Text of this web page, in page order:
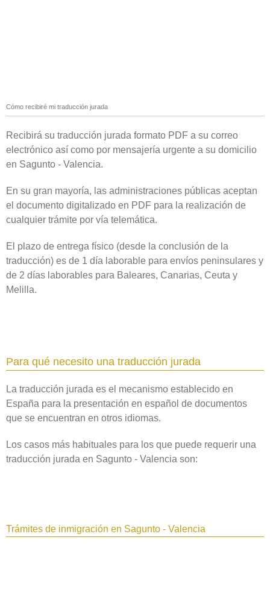
Cómo recibiré mi traducción jurada
Recibirá su traducción jurada formato PDF a su correo
electrónico así como por mensajería urgente a su domicilio
en Sagunto - Valencia.
En su gran mayoría, las administraciones públicas aceptan
el documento digitalizado en PDF para la realización de
cualquier trámite por vía telemática.
El plazo de entrega físico (desde la conclusión de la
traducción) es de 1 día laborable para envíos peninsulares y
de 2 días laborables para Baleares, Canarias, Ceuta y
Melilla.
Para qué necesito una traducción jurada
La traducción jurada es el mecanismo establecido en
España para la presentación en español de documentos
que se encuentran en otros idiomas.
Los casos más habituales para los que puede requerir una
traducción jurada en Sagunto - Valencia son:
Trámites de inmigración en Sagunto - Valencia